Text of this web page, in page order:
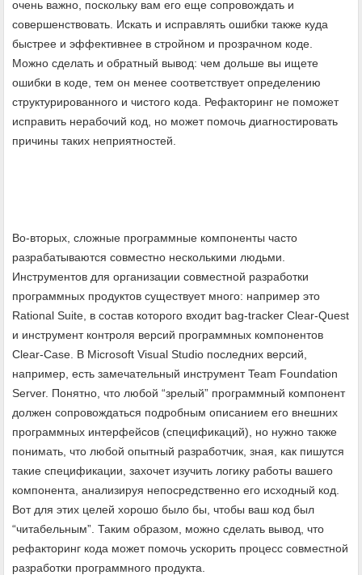
очень важно, поскольку вам его еще сопровождать и
совершенствовать. Искать и исправлять ошибки также куда
быстрее и эффективнее в стройном и прозрачном коде.
Можно сделать и обратный вывод: чем дольше вы ищете
ошибки в коде, тем он менее соответствует определению
структурированного и чистого кода. Рефакторинг не поможет
исправить нерабочий код, но может помочь диагностировать
причины таких неприятностей.
Во-вторых, сложные программные компоненты часто
разрабатываются совместно несколькими людьми.
Инструментов для организации совместной разработки
программных продуктов существует много: например это
Rational Suite, в состав которого входит bag-tracker Clear-Quest
и инструмент контроля версий программных компонентов
Clear-Case. В Microsoft Visual Studio последних версий,
например, есть замечательный инструмент Team Foundation
Server. Понятно, что любой “зрелый” программный компонент
должен сопровождаться подробным описанием его внешних
программных интерфейсов (спецификаций), но нужно также
понимать, что любой опытный разработчик, зная, как пишутся
такие спецификации, захочет изучить логику работы вашего
компонента, анализируя непосредственно его исходный код.
Вот для этих целей хорошо было бы, чтобы ваш код был
“читабельным”. Таким образом, можно сделать вывод, что
рефакторинг кода может помочь ускорить процесс совместной
разработки программного продукта.